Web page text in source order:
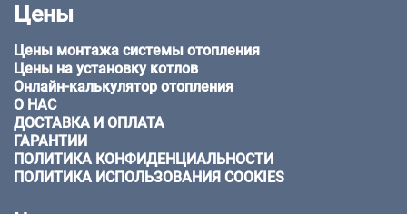
Цены
Цены монтажа системы отопления
Цены на установку котлов
Онлайн-калькулятор отопления
О НАС
ДОСТАВКА И ОПЛАТА
ГАРАНТИИ
ПОЛИТИКА КОНФИДЕНЦИАЛЬНОСТИ
ПОЛИТИКА ИСПОЛЬЗОВАНИЯ COOKIES